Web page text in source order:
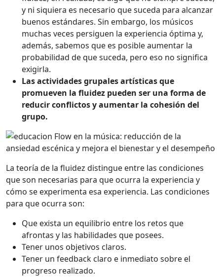
y ni siquiera es necesario que suceda para alcanzar
buenos estándares. Sin embargo, los músicos
muchas veces persiguen la experiencia óptima y,
además, sabemos que es posible aumentar la
probabilidad de que suceda, pero eso no significa
exigirla.
Las actividades grupales artísticas que
promueven la fluidez pueden ser una forma de
reducir conflictos y aumentar la cohesión del
grupo.
La teoría de la fluidez distingue entre las condiciones
que son necesarias para que ocurra la experiencia y
cómo se experimenta esa experiencia. Las condiciones
para que ocurra son:
Que exista un equilibrio entre los retos que
afrontas y las habilidades que posees.
Tener unos objetivos claros.
Tener un feedback claro e inmediato sobre el
progreso realizado.